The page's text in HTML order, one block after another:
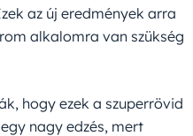
az új eredmények arra
alkalomra van szükség
hogy ezek a szuperrövid
nagy edzés, mert